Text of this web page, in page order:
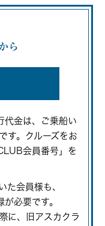
ら
金は、ご乗船い
す。クルーズをお
会員番号」を
た会員様も、
必要です。
に、旧アスカクラ